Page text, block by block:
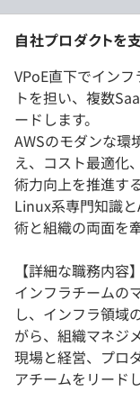
自社プロダクトを
VPoE直下でイン
トを担い、複数
ードします。
AWSのモダンな環
え、コスト最適化
術力向上を推進す
Linux系専門知識
術と組織の両面を
【詳細な職務内容】
インフラチームの
し、インフラ領域
がら、組織マネジ
現場と経営、プロ
アチームをリード